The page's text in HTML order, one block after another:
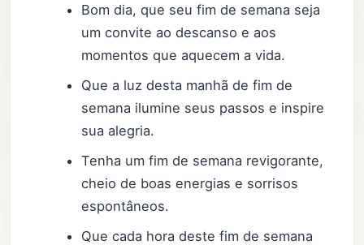
Bom dia, que seu fim de semana seja
um convite ao descanso e aos
momentos que aquecem a vida.
Que a luz desta manhã de fim de
semana ilumine seus passos e inspire
sua alegria.
Tenha um fim de semana revigorante,
cheio de boas energias e sorrisos
espontâneos.
Que cada hora deste fim de semana